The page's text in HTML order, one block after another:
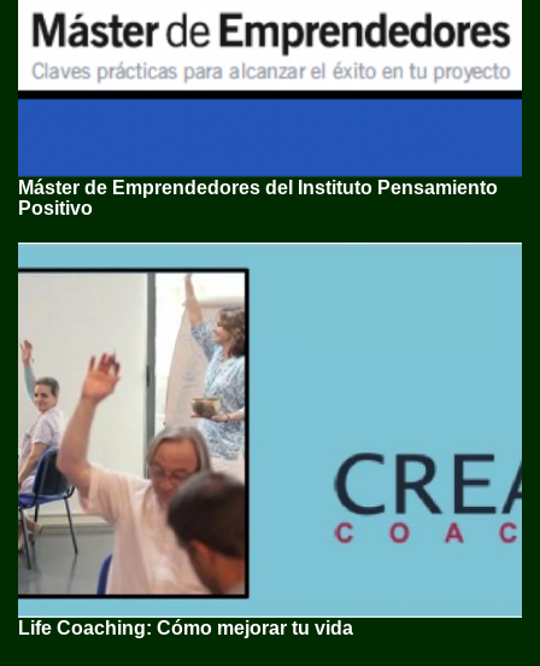
Máster de Emprendedores del Instituto Pensamiento
Positivo
Life Coaching: Cómo mejorar tu vida